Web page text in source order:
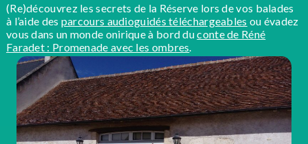
(Re)découvrez les secrets de la Réserve lors de vos balades
à l’aide des parcours audioguidés téléchargeables ou évadez
vous dans un monde onirique à bord duconte de Réné
Faradet : Promenade avec les ombres